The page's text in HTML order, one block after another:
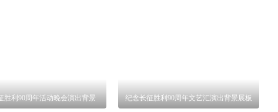
胜利90周年活动晚会演出背景 纪念长征胜利90周年文艺汇演出背景展板